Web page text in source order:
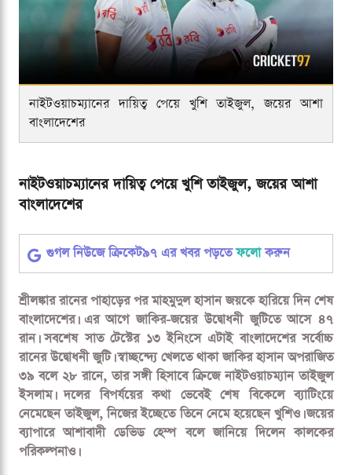
নাইটওয়াচম্যানের দায়িত্ব পেয়ে খুশি তাইজুল, জয়ের আশা
বাংলাদেশের
নাইটওয়াচম্যানের দায়িত্ব পেয়ে খুশি তাইজুল, জয়ের আশা
বাংলাদেশের
গুগল নিউজে ক্রিকেট৯৭ এর খবর পড়তেফলোকরুন
শ্রীলঙ্কার রানের পাহাড়ের পর মাহমুদুল হাসান জয়কে হারিয়ে দিন শেষ
বাংলাদেশের। এর আগে জাকির-জয়ের উদ্বোধনী জুটিতে আসে ৪৭
রান। সবশেষ সাত টেস্টের ১৩ ইনিংসে এটাই বাংলাদেশের সর্বোচ্চ
রানের উদ্বোধনী জুটি। স্বাচ্ছন্দ্যে খেলতে থাকা জাকির হাসান অপরাজিত
৩৯ বলে ২৮ রানে, তার সঙ্গী হিসাবে ক্রিজে নাইটওয়াচম্যান তাইজুল
ইসলাম। দলের বিপর্যয়ের কথা ভেবেই শেষ বিকেলে ব্যাটিংয়ে
নেমেছেন তাইজুল, নিজের ইচ্ছেতে তিনে নেমে হয়েছেন খুশিও। জয়ের
ব্যাপারে আশাবাদী ডেভিড হেম্প বলে জানিয়ে দিলেন কালকের
পরিকল্পনাও।